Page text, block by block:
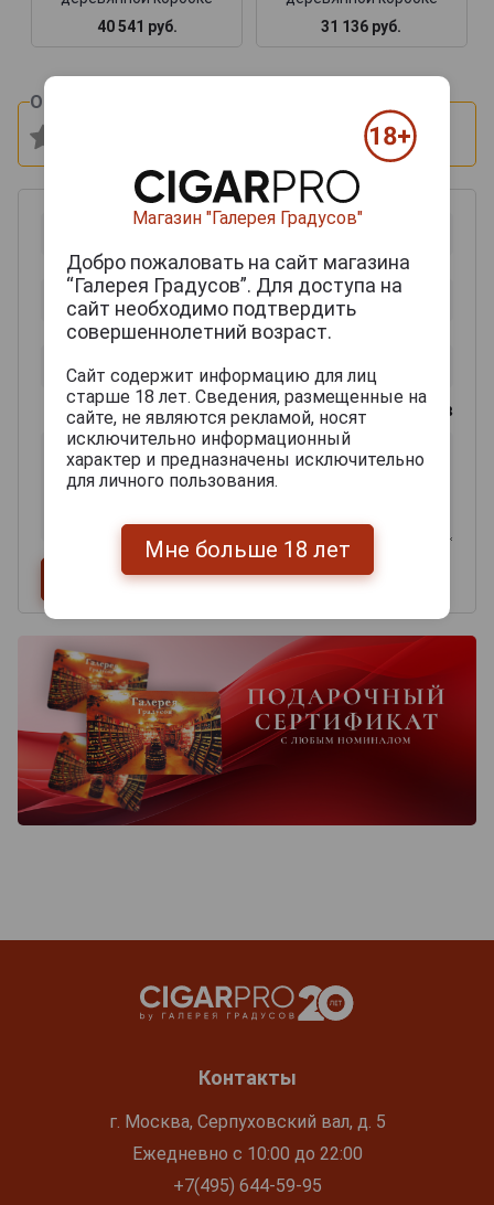
40 541 руб.
31 136 руб.
Оцените и напишите отзыв:
0из 2000 знаков
Контакты
г. Москва, Серпуховский вал, д. 5
Ежедневно с 10:00 до 22:00
+7(495) 644-59-95
Магазин "Галерея Градусов"
Добро пожаловать на сайт магазина
“Галерея Градусов”. Для доступа на
сайт необходимо подтвердить
совершеннолетний возраст.
Сайт содержит информацию для лиц
старше 18 лет. Сведения, размещенные на
сайте, не являются рекламой, носят
исключительно информационный
характер и предназначены исключительно
для личного пользования.
Мне больше 18 лет